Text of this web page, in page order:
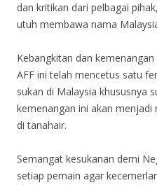
dan kritikan dari pelbagai
utuh membawa nama
Kebangkitan dan
AFF ini telah mencetus satu
sukan di Malaysia khususnya
kemenangan ini akan
di tanahair.
Semangat kesukanan demi
setiap pemain agar